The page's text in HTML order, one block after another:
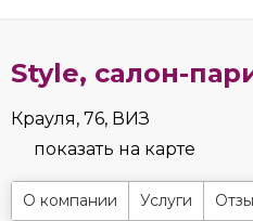
Style, салон-
Крауля, 76, ВИЗ
показать на карте
О компании Услуги